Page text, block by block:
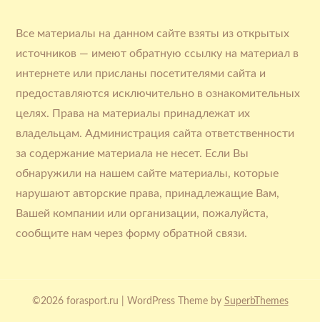
Все материалы на данном сайте взяты из открытых
источников — имеют обратную ссылку на материал в
интернете или присланы посетителями сайта и
предоставляются исключительно в ознакомительных
целях. Права на материалы принадлежат их
владельцам. Администрация сайта ответственности
за содержание материала не несет. Если Вы
обнаружили на нашем сайте материалы, которые
нарушают авторские права, принадлежащие Вам,
Вашей компании или организации, пожалуйста,
сообщите нам через форму обратной связи.
©2026 forasport.ru | WordPress Theme by SuperbThemes